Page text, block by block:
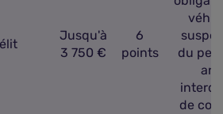
Jusqu'à
3 750 €
6
points
du
de